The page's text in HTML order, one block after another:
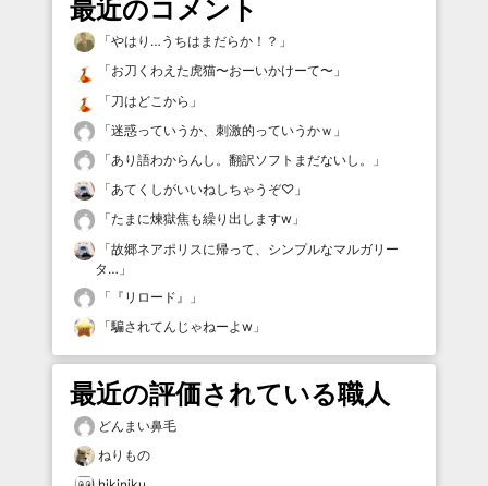
最近のコメント
「やはり…うちはまだらか！？ 」
「お刀くわえた虎猫〜おーいかけーて〜 」
「刀はどこから 」
「迷惑っていうか、刺激的っていうかｗ 」
「あり語わからんし。翻訳ソフトまだないし。
」
「あてくしがいいねしちゃうぞ♡ 」
「たまに煉獄焦も繰り出しますw 」
「故郷ネアポリスに帰って、シンプルなマルガリー
タ… 」
「 『リロード』
」
「騙されてんじゃねーよw 」
最近の評価されている職人
どんまい鼻毛
ねりもの